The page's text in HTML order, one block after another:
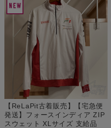
【ReLaPit古着販売】【宅急便
発送】フォースインディア ZIP
スウェット XLサイズ 支給品